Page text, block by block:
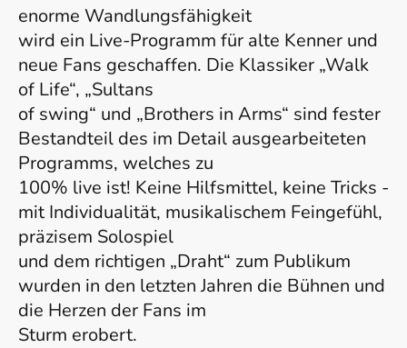
enorme Wandlungsfähigkeit
wird ein Live-Programm für alte Kenner und
neue Fans geschaffen. Die Klassiker „Walk
of Life“, „Sultans
of swing“ und „Brothers in Arms“ sind fester
Bestandteil des im Detail ausgearbeiteten
Programms, welches zu
100% live ist! Keine Hilfsmittel, keine Tricks -
mit Individualität, musikalischem Feingefühl,
präzisem Solospiel
und dem richtigen „Draht“ zum Publikum
wurden in den letzten Jahren die Bühnen und
die Herzen der Fans im
Sturm erobert.